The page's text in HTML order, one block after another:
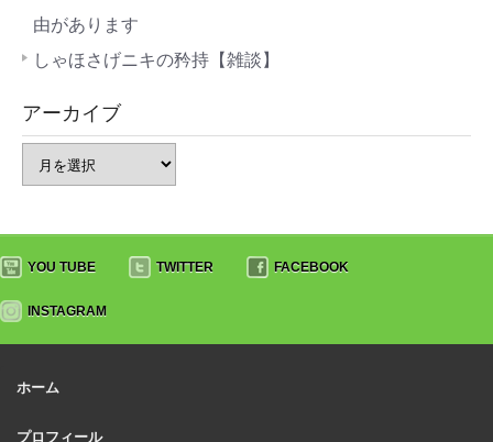
由があります
しゃほさげニキの矜持【雑談】
アーカイブ
YOU TUBE TWITTER FACEBOOK
INSTAGRAM
ホーム
プロフィール